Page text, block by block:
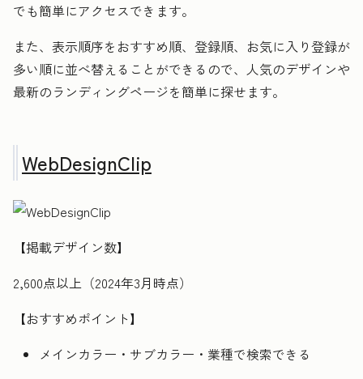
でも簡単にアクセスできます。
また、表示順序をおすすめ順、登録順、お気に入り登録が
多い順に並べ替えることができるので、人気のデザインや
最新のランディングページを簡単に探せます。
WebDesignClip
【掲載デザイン数】
2,600点以上（2024年3月時点）
【おすすめポイント】
メインカラー・サブカラー・業種で検索できる